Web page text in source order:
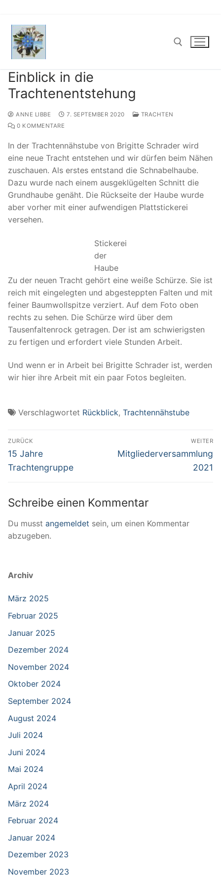
Inhalt
springen
Suchen nach:
Einblick in die
Trachtenentstehung
ANNE LIBBE 7. SEPTEMBER 2020
TRACHTEN
0 KOMMENTARE
In der Trachtennähstube von Brigitte Schrader wird
eine neue Tracht entstehen und wir dürfen beim Nähen
zuschauen. Als erstes entstand die Schnabelhaube.
Dazu wurde nach einem ausgeklügelten Schnitt die
Grundhaube genäht. Die Rückseite der Haube wurde
aber vorher mit einer aufwendigen Plattstickerei
versehen.
Stickerei
der
Haube
Zu der neuen Tracht gehört eine weiße Schürze. Sie ist
reich mit eingelegten und abgesteppten Falten und mit
feiner Baumwollspitze verziert. Auf dem Foto oben
rechts zu sehen. Die Schürze wird über dem
Tausenfaltenrock getragen. Der ist am schwierigsten
zu fertigen und erfordert viele Stunden Arbeit.
Und wenn er in Arbeit bei Brigitte Schrader ist, werden
wir hier ihre Arbeit mit ein paar Fotos begleiten.
Verschlagwortet Rückblick, Trachtennähstube
Beitragsnavigation
ZURÜCK
Vorheriger
Beitrag:
15 Jahre
Trachtengruppe
WEITER
Nächster
Mitgliederversammlung
2021
Schreibe einen Kommentar
Du musst angemeldet sein, um einen Kommentar
abzugeben.
Archiv
März 2025
Februar 2025
Januar 2025
Dezember 2024
November 2024
Oktober 2024
September 2024
August 2024
Juli 2024
Juni 2024
Mai 2024
April 2024
März 2024
Februar 2024
Januar 2024
Dezember 2023
November 2023